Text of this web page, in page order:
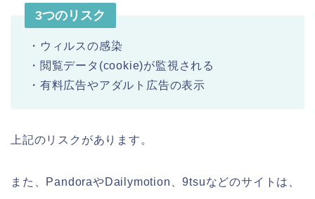
3つのリスク
・ウィルスの感染
・閲覧データ(cookie)が監視される
・有料広告やアダルト広告の表示
上記のリスクがあります。
また、PandoraやDailymotion、9tsuなどのサイトは、